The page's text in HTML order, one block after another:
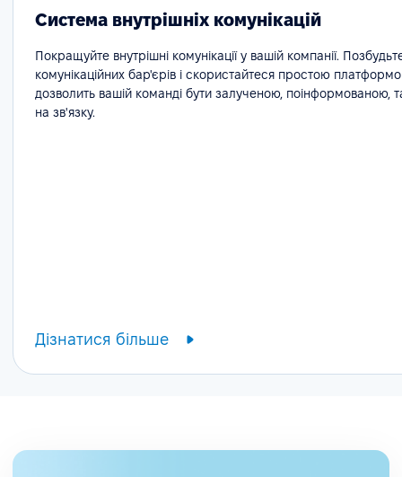
Система внутрішніх комунікацій
Покращуйте внутрішні комунікації у вашій компанії.
комунікаційних бар'єрів і скористайтеся простою
дозволить вашій команді бути залученою, поінформованою,
на зв'язку.
Дізнатися більше